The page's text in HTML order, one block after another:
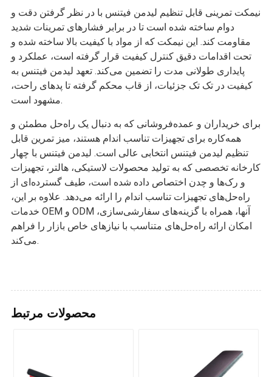
نیمکت تمرینی قابل تنظیم لیدمن فیتنس با در نظر گرفتن دقت و
دوام ساخته شده است تا در برابر فشارهای تمرینات شدید
مقاومت کند. این نیمکت که از مواد با کیفیت بالا ساخته شده و
تحت اقدامات دقیق کنترل کیفیت قرار گرفته است، عملکرد و
پایداری طولانی مدت را تضمین می‌کند. تعهد لیدمن فیتنس به
کیفیت در تک تک جزئیات، از قاب محکم گرفته تا پدهای راحت،
مشهود است.
برای خریداران و عمده‌فروشانی که به دنبال یک راه‌حل مطمئن و
همه‌کاره برای تجهیزات تناسب اندام هستند، میز تمرین قابل
تنظیم لیدمن فیتنس انتخابی عالی است. لیدمن فیتنس با چهار
کارخانه تخصصی که به تولید محصولات لاستیکی، هالتر، تجهیزات
و رک‌ها و چدن اختصاص داده شده است، طیف گسترده‌ای از
راه‌حل‌های تجهیزات تناسب اندام را ارائه می‌دهد. علاوه بر این،
خدمات OEM و ODM آنها، همراه با گزینه‌های سفارشی‌سازی،
امکان ارائه راه‌حل‌های متناسب با نیازهای خاص بازار را فراهم
می‌کند.
محصولات مرتبط